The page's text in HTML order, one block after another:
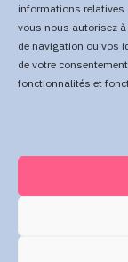
informations relatives
vous nous autorisez
de navigation ou vos
de votre
fonctionnalités et
Direct
Action